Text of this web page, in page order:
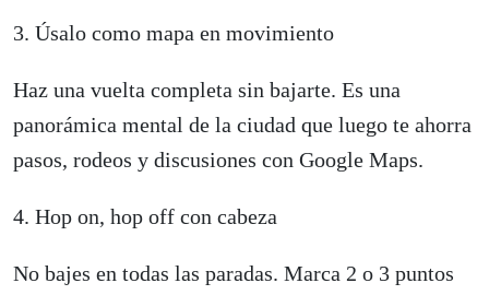
3. Úsalo como mapa en movimiento
Haz una vuelta completa sin bajarte. Es una
panorámica mental de la ciudad que luego te ahorra
pasos, rodeos y discusiones con Google Maps.
4. Hop on, hop off con cabeza
No bajes en todas las paradas. Marca 2 o 3 puntos